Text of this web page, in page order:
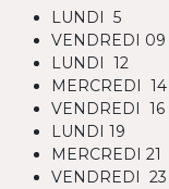
LUNDI 5
VENDREDI
LUNDI 12
VENDREDI
LUNDI 19
MERCREDI
VENDREDI